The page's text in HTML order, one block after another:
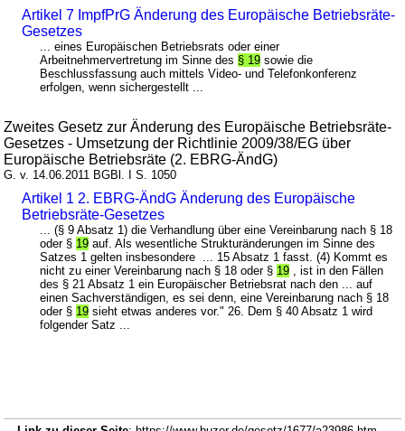
Artikel 7 ImpfPrG Änderung des Europäische Betriebsräte-
Gesetzes
... eines Europäischen Betriebsrats oder einer
Arbeitnehmervertretung im Sinne des § 19 sowie die
Beschlussfassung auch mittels Video- und Telefonkonferenz
erfolgen, wenn sichergestellt ...
Zweites Gesetz zur Änderung des Europäische Betriebsräte-
Gesetzes - Umsetzung der Richtlinie 2009/38/EG über
Europäische Betriebsräte (2. EBRG-ÄndG)
G. v. 14.06.2011 BGBl. I S. 1050
Artikel 1 2. EBRG-ÄndG Änderung des Europäische
Betriebsräte-Gesetzes
... (§ 9 Absatz 1) die Verhandlung über eine Vereinbarung nach § 18
oder § 19 auf. Als wesentliche Strukturänderungen im Sinne des
Satzes 1 gelten insbesondere ... 15 Absatz 1 fasst. (4) Kommt es
nicht zu einer Vereinbarung nach § 18 oder § 19 , ist in den Fällen
des § 21 Absatz 1 ein Europäischer Betriebsrat nach den ... auf
einen Sachverständigen, es sei denn, eine Vereinbarung nach § 18
oder § 19 sieht etwas anderes vor." 26. Dem § 40 Absatz 1 wird
folgender Satz ...